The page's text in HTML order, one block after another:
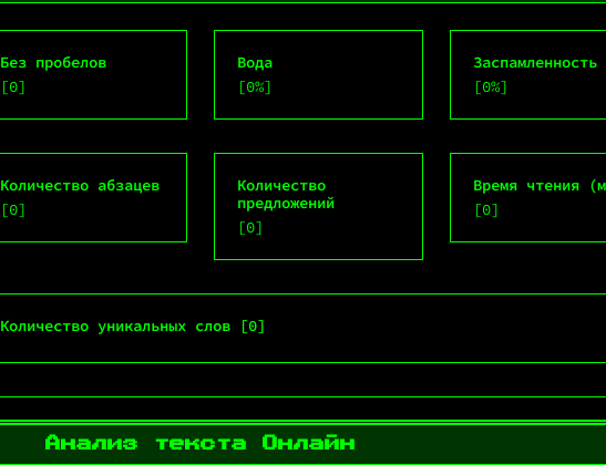
Без пробелов
[0]
Вода
[0%]
Заспамленность
[0%]
Количество абзацев
[0]
Количество
предложений
[0]
Время чтения
[0]
Количество уникальных слов [0]
Анализ текста Онлайн